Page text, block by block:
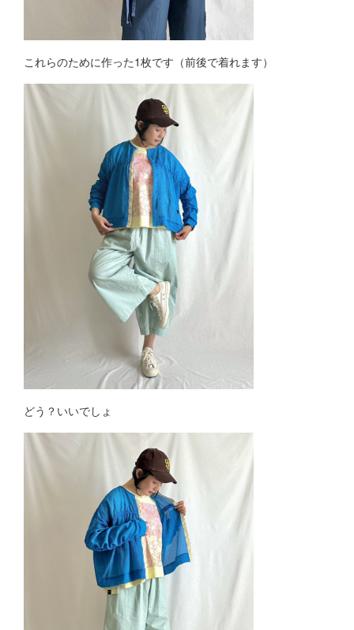
これらのために作った1枚です（前後で着れます）
どう？いいでしょ